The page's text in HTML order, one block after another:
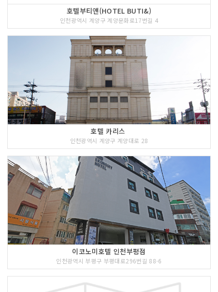
호텔부티앤(HOTEL BUTI&)
인천광역시 계양구 계양문화로17번길 4
호텔 카리스
인천광역시 계양구 계양대로 28
이코노미호텔 인천부평점
인천광역시 부평구 부평대로296번길 88-6